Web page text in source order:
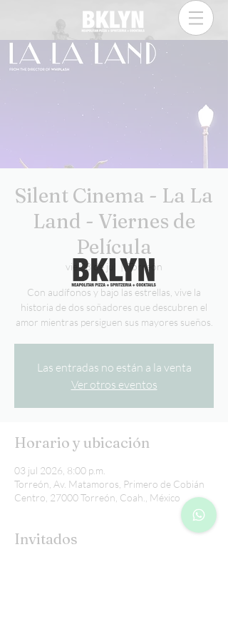
Silent Cinema - La La
Land - Viernes de
Película
vie 03 de jul
  |
Torreón
Con audífonos y bajo las estrellas, vive la
historia de dos soñadores que descubren el
amor mientras persiguen sus mayores sueños.
Las entradas no están a la venta
Ver otros eventos
Horario y ubicación
03 jul 2026, 8:00 p.m.
Torreón, Av. Matamoros, Primero de Cobián
Centro, 27000 Torreón, Coah., México
Invitados